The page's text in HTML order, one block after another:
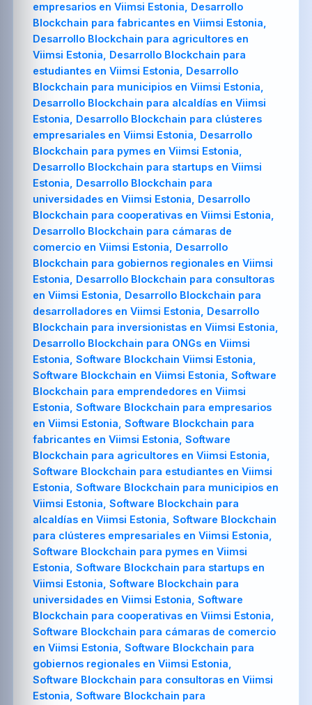
empresarios en Viimsi Estonia, Desarrollo
Blockchain para fabricantes en Viimsi Estonia,
Desarrollo Blockchain para agricultores en
Viimsi Estonia, Desarrollo Blockchain para
estudiantes en Viimsi Estonia, Desarrollo
Blockchain para municipios en Viimsi Estonia,
Desarrollo Blockchain para alcaldías en Viimsi
Estonia, Desarrollo Blockchain para clústeres
empresariales en Viimsi Estonia, Desarrollo
Blockchain para pymes en Viimsi Estonia,
Desarrollo Blockchain para startups en Viimsi
Estonia, Desarrollo Blockchain para
universidades en Viimsi Estonia, Desarrollo
Blockchain para cooperativas en Viimsi Estonia,
Desarrollo Blockchain para cámaras de
comercio en Viimsi Estonia, Desarrollo
Blockchain para gobiernos regionales en Viimsi
Estonia, Desarrollo Blockchain para consultoras
en Viimsi Estonia, Desarrollo Blockchain para
desarrolladores en Viimsi Estonia, Desarrollo
Blockchain para inversionistas en Viimsi Estonia,
Desarrollo Blockchain para ONGs en Viimsi
Estonia, Software Blockchain Viimsi Estonia,
Software Blockchain en Viimsi Estonia, Software
Blockchain para emprendedores en Viimsi
Estonia, Software Blockchain para empresarios
en Viimsi Estonia, Software Blockchain para
fabricantes en Viimsi Estonia, Software
Blockchain para agricultores en Viimsi Estonia,
Software Blockchain para estudiantes en Viimsi
Estonia, Software Blockchain para municipios en
Viimsi Estonia, Software Blockchain para
alcaldías en Viimsi Estonia, Software Blockchain
para clústeres empresariales en Viimsi Estonia,
Software Blockchain para pymes en Viimsi
Estonia, Software Blockchain para startups en
Viimsi Estonia, Software Blockchain para
universidades en Viimsi Estonia, Software
Blockchain para cooperativas en Viimsi Estonia,
Software Blockchain para cámaras de comercio
en Viimsi Estonia, Software Blockchain para
gobiernos regionales en Viimsi Estonia,
Software Blockchain para consultoras en Viimsi
Estonia, Software Blockchain para